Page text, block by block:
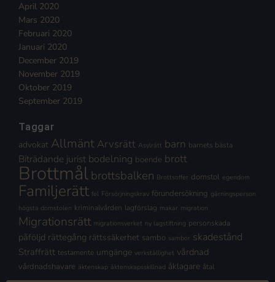
April 2020
Mars 2020
Februari 2020
Januari 2020
December 2019
November 2019
Oktober 2019
September 2019
Taggar
advokat Allmänt Arvsrätt Asylrätt barn barnets bästa
Biträdande jurist bodelning boende brott
Brottmålbrottsbalken Brottsoffer domstol egendom
Familjerätt fel Försörjningskrav förundersökning gärningsperson
högsta domstolen kriminalvården lagförslag makar migration
Migrationsrätt migrationsverket ny lagstiftning personskada
påföljd rättegång rättssäkerhet sambo sambor skadestånd
Straffrätt testamente umgänge verkställighet vårdnad
vårdnadshavare äktenskap äktenskapsskillnad åklagare åtal